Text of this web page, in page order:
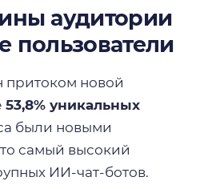
аудитории
пользователи
притоком новой
53,8% уникальных
были новыми
самый высокий
ИИ-чат-ботов.